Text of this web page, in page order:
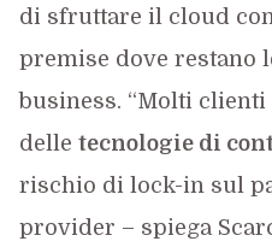
di sfruttare il cloud
premise dove restano
business. “Molti
delle tecnologie di
rischio di lock-in sul
provider – spiega